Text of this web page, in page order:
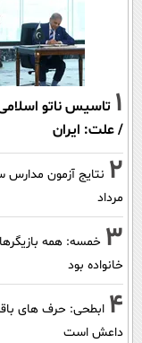
1 تاسیس ناتو
/ علت: ایران
2
مرداد
3 خمسه: همه
خانواده بود
4 ابطحی: حرف های
داعش است